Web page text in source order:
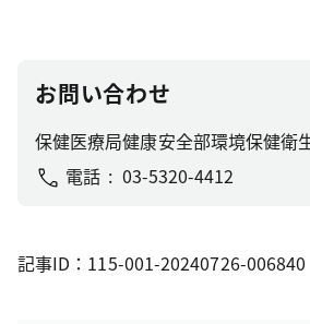
お問い合わせ
保健医療局健康安全部環境保健衛
電話
03-5320-4412
記事ID：115-001-20240726-006840